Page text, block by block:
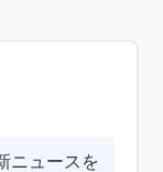
ニュースを